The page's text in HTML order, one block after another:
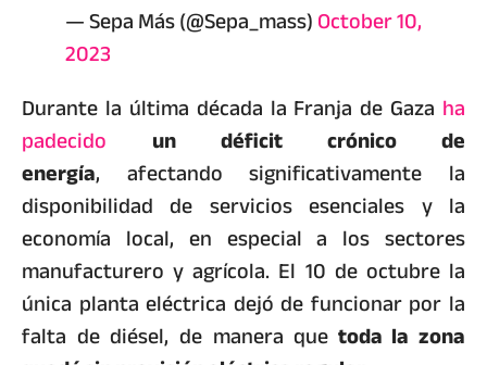
— Sepa Más (@Sepa_mass)October 10,
2023
Durante la última década la Franja de Gaza ha
padecido
un déficit crónico de
energía, afectando significativamente la
disponibilidad de servicios esenciales y la
economía local, en especial a los sectores
manufacturero y agrícola. El 10 de octubre la
única planta eléctrica dejó de funcionar por la
falta de diésel, de manera que toda la zona